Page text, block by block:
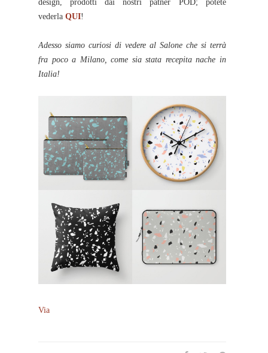
design, prodotti dai nostri patner POD; potete
vederla QUI!
Adesso siamo curiosi di vedere al Salone che si terrà
fra poco a Milano, come sia stata recepita nache in
Italia!
Via